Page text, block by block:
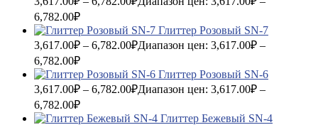
6,782.00₽
Глиттер Розовый SN-7
3,617.00₽ – 6,782.00₽Диапазон цен: 3,617.00₽ –
6,782.00₽
Глиттер Розовый SN-6
3,617.00₽ – 6,782.00₽Диапазон цен: 3,617.00₽ –
6,782.00₽
Глиттер Бежевый SN-4